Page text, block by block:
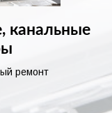
канальные
ремонт